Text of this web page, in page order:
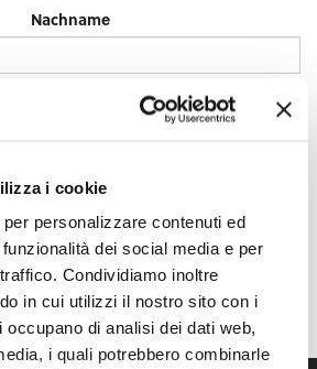
i cookie
personalizzare contenuti ed
dei social media e per
Condividiamo inoltre
in cui utilizzi il nostro sito con i
di analisi dei dati web,
i quali potrebbero combinarle